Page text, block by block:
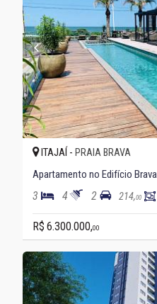
ITAJAÍ - PRAIA BRAVA
Apartamento no Edifício
3 4 2 214,00
R$ 6.300.000,00